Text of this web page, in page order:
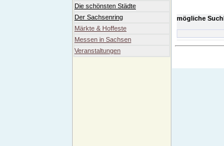
Die schönsten Städte
Der Sachsenring
Märkte & Hoffeste
Messen in Sachsen
Veranstaltungen
mögliche